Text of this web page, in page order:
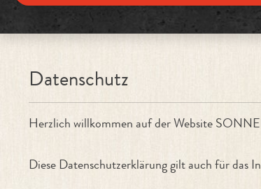
Datenschutz
Herzlich willkommen auf der Website
Diese Datenschutzerklärung gilt auch für